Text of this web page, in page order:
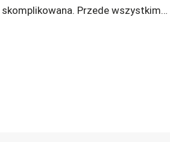
Przede wszystkim…